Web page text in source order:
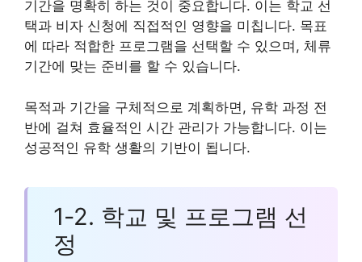
기간을 명확히 하는 것이 중요합니다. 이는 학교 선
택과 비자 신청에 직접적인 영향을 미칩니다. 목표
에 따라 적합한 프로그램을 선택할 수 있으며, 체류
기간에 맞는 준비를 할 수 있습니다.
목적과 기간을 구체적으로 계획하면, 유학 과정 전
반에 걸쳐 효율적인 시간 관리가 가능합니다. 이는
성공적인 유학 생활의 기반이 됩니다.
1-2. 학교 및 프로그램 선
정